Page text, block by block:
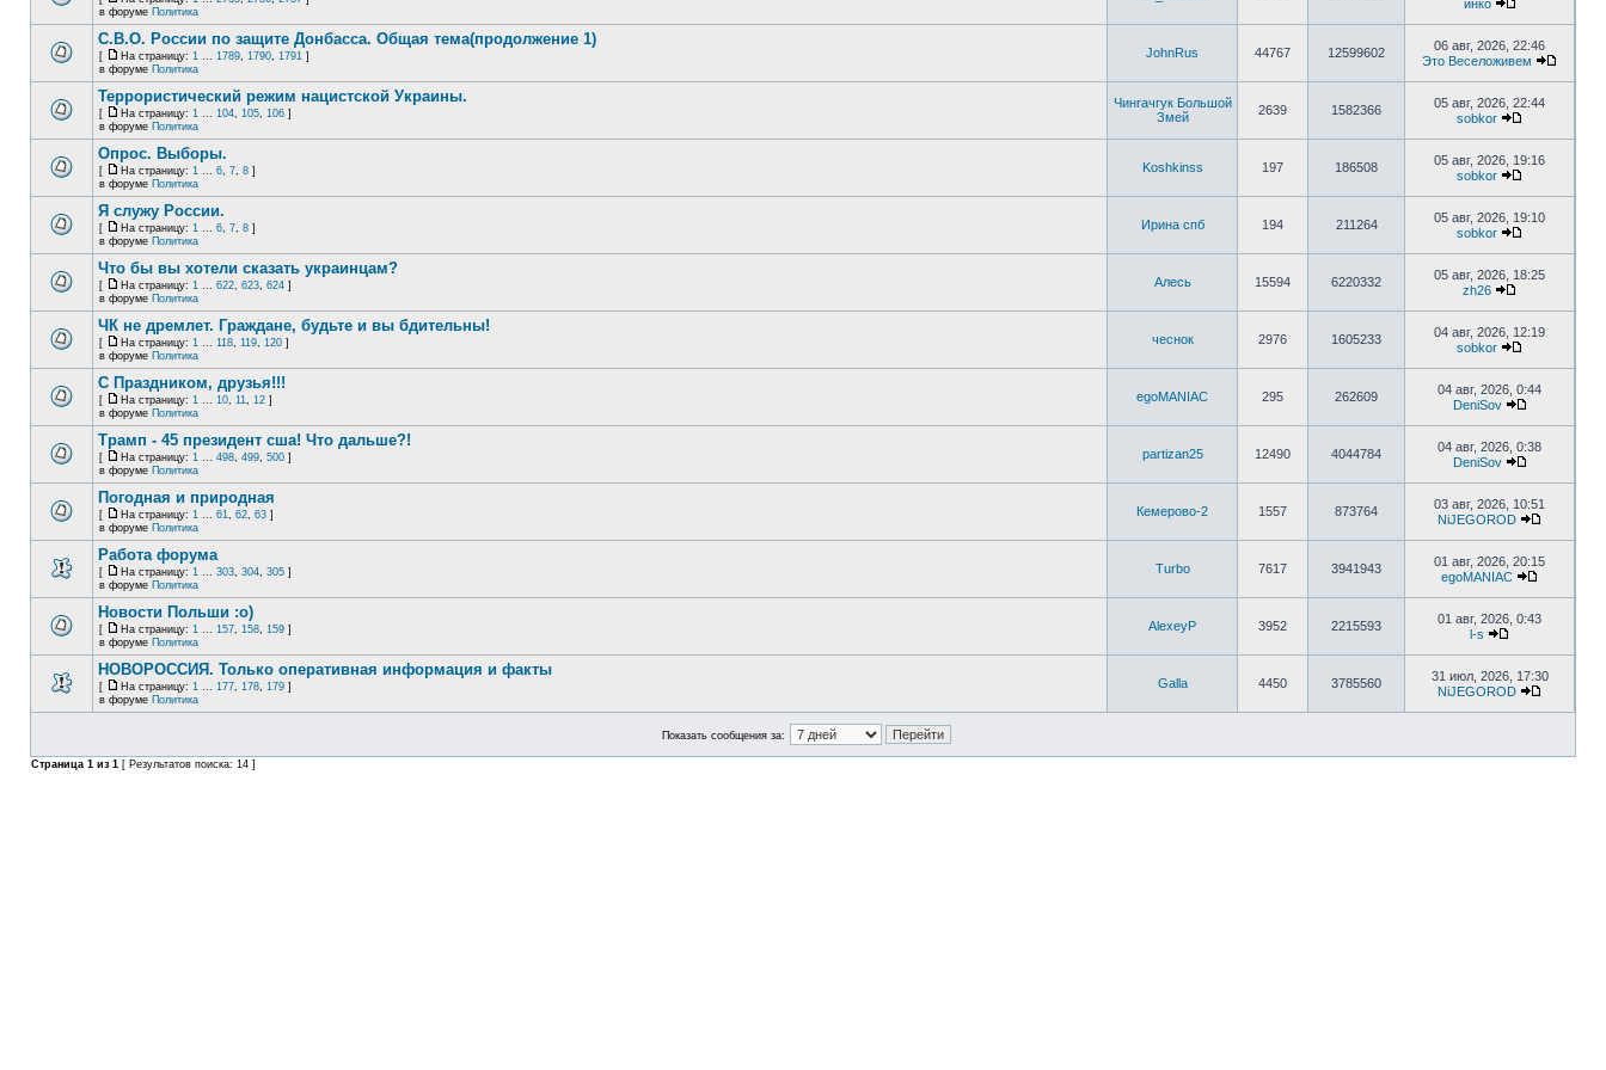
в форуме Политика
инко
С.В.О. России по защите Донбасса. Общая тема(продолжение 1)
[ На страницу: 1 ... 1789, 1790, 1791 ]
в форуме Политика
JohnRus 44767 12599602
06 авг, 2026, 22:46
Это Веселоживем
Террористический режим нацистской Украины.
[ На страницу: 1 ... 104, 105, 106 ]
в форуме Политика
Чингачгук Большой
Змей
2639 1582366
05 авг, 2026, 22:44
sobkor
Опрос. Выборы.
[ На страницу: 1 ... 6, 7, 8 ]
в форуме Политика
Koshkinss 197 186508
05 авг, 2026, 19:16
sobkor
Я служу России.
[ На страницу: 1 ... 6, 7, 8 ]
в форуме Политика
Ирина спб 194 211264
05 авг, 2026, 19:10
sobkor
Что бы вы хотели сказать украинцам?
[ На страницу: 1 ... 622, 623, 624 ]
в форуме Политика
Алесь 15594 6220332
05 авг, 2026, 18:25
zh26
ЧК не дремлет. Граждане, будьте и вы бдительны!
[ На страницу: 1 ... 118, 119, 120 ]
в форуме Политика
чеснок 2976 1605233
04 авг, 2026, 12:19
sobkor
С Праздником, друзья!!!
[ На страницу: 1 ... 10, 11, 12 ]
в форуме Политика
egoMANIAC 295 262609
04 авг, 2026, 0:44
DeniSov
Трамп - 45 президент сша! Что дальше?!
[ На страницу: 1 ... 498, 499, 500 ]
в форуме Политика
partizan25 12490 4044784
04 авг, 2026, 0:38
DeniSov
Погодная и природная
[ На страницу: 1 ... 61, 62, 63 ]
в форуме Политика
Кемерово-2 1557 873764
03 авг, 2026, 10:51
NiJEGOROD
Работа форума
[ На страницу: 1 ... 303, 304, 305 ]
в форуме Политика
Turbo 7617 3941943
01 авг, 2026, 20:15
egoMANIAC
Новости Польши :o)
[ На страницу: 1 ... 157, 158, 159 ]
в форуме Политика
AlexeyP 3952 2215593
01 авг, 2026, 0:43
l-s
НОВОРОССИЯ. Только оперативная информация и факты
[ На страницу: 1 ... 177, 178, 179 ]
в форуме Политика
Galla 4450 3785560
31 июл, 2026, 17:30
NiJEGOROD
Показать сообщения за:
Страница 1 из 1 [ Результатов поиска: 14 ]